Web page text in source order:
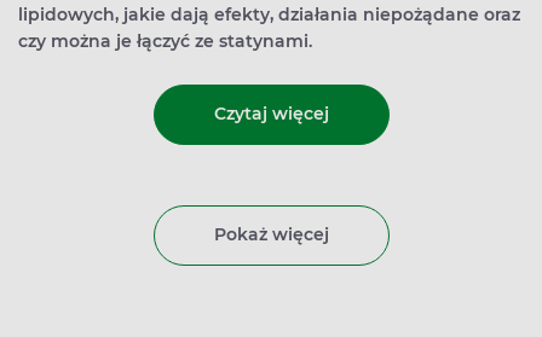
lipidowych, jakie dają efekty, działania niepożądane oraz
czy można je łączyć ze statynami.
Czytaj więcej
Pokaż więcej